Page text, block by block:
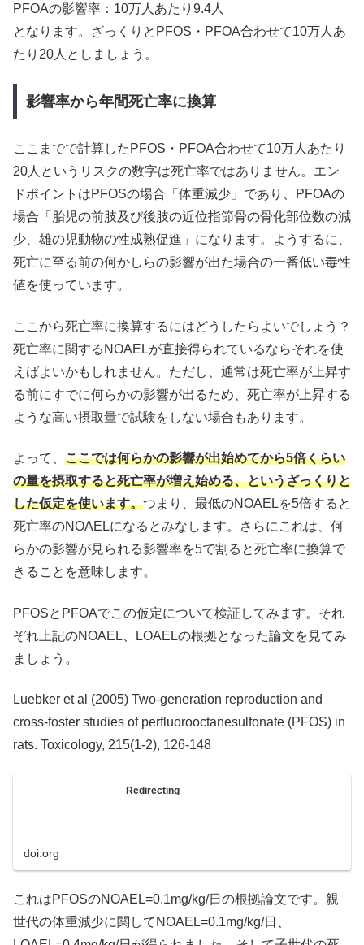
PFOAの影響率：10万人あたり9.4人
となります。ざっくりとPFOS・PFOA合わせて10万人あ
たり20人としましょう。
影響率から年間死亡率に換算
ここまでで計算したPFOS・PFOA合わせて10万人あたり
20人というリスクの数字は死亡率ではありません。エン
ドポイントはPFOSの場合「体重減少」であり、PFOAの
場合「胎児の前肢及び後肢の近位指節骨の骨化部位数の減
少、雄の児動物の性成熟促進」になります。ようするに、
死亡に至る前の何かしらの影響が出た場合の一番低い毒性
値を使っています。
ここから死亡率に換算するにはどうしたらよいでしょう？
死亡率に関するNOAELが直接得られているならそれを使
えばよいかもしれません。ただし、通常は死亡率が上昇す
る前にすでに何らかの影響が出るため、死亡率が上昇する
ような高い摂取量で試験をしない場合もあります。
よって、 ここでは何らかの影響が出始めてから5倍くらい
の量を摂取すると死亡率が増え始める、というざっくりと
した仮定を使います。つまり、最低のNOAELを5倍すると
死亡率のNOAELになるとみなします。さらにこれは、何
らかの影響が見られる影響率を5で割ると死亡率に換算で
きることを意味します。
PFOSとPFOAでこの仮定について検証してみます。それ
ぞれ上記のNOAEL、LOAELの根拠となった論文を見てみ
ましょう。
Luebker et al (2005) Two-generation reproduction and
cross-foster studies of perfluorooctanesulfonate (PFOS) in
rats. Toxicology, 215(1-2), 126-148
Redirecting
doi.org
これはPFOSのNOAEL=0.1mg/kg/日の根拠論文です。親
世代の体重減少に関してNOAEL=0.1mg/kg/日、